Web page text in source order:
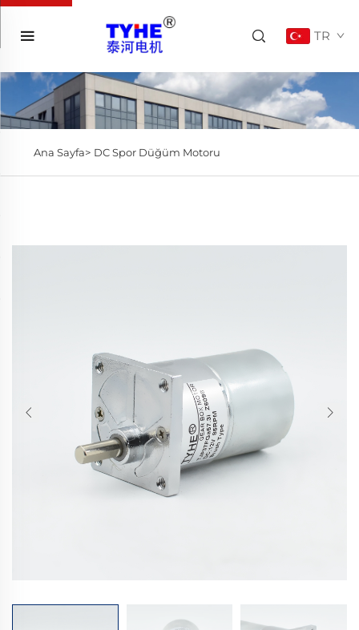
TR
Ana Sayfa> DC Spor Düğüm Motoru